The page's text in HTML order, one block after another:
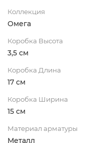
Коллекция
Омега
Коробка Высота
3,5 см
Коробка Длина
17 см
Коробка Ширина
15 см
Материал арматуры
Металл